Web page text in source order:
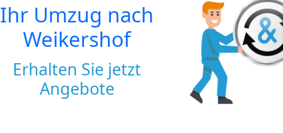
Ihr Umzug nach
Weikershof
Erhalten Sie jetzt
Angebote